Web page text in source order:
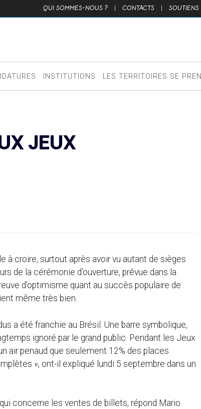
QUI SOMMES-NOUS ? | CONTACTS | SOUTIENS
INSTITUTIONS LES TERRITOIRES SE
JEUX
croire, surtout après avoir vu autant de sièges
de la cérémonie d’ouverture, prévue dans la
d’optimisme quant au succès populaire de
même très bien.
a été franchie au Brésil. Une barre symbolique,
ignoré par le grand public. Pendant les Jeux
air penaud que seulement 12% des places
», ont-il expliqué lundi 5 septembre dans un
concerne les ventes de billets, répond Mario